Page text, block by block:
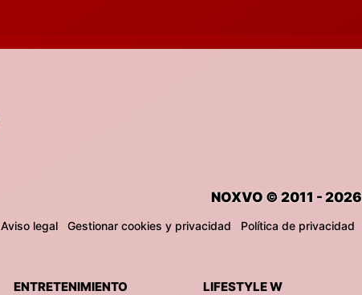
NOXVO © 2011 - 2026
Aviso legal Gestionar cookies y privacidad Política de privacidad
ENTRETENIMIENTO
LIFESTYLE W